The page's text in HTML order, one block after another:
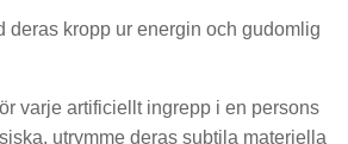
deras kropp ur energin och gudomlig
varje artificiellt ingrepp i en persons
utrymme deras subtila materiella